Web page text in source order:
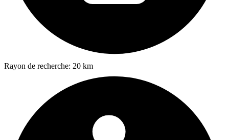
Rayon de recherche: 20 km